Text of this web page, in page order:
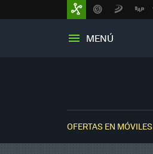
MENÚ
OFERTAS EN MÓVILES